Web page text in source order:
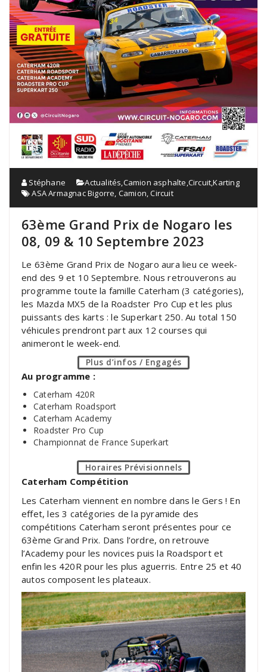
Stéphane Actualités,Camion asphalte,Circuit,Karting
ASA Armagnac Bigorre, Camion,Circuit
63ème Grand Prix de Nogaro les
08, 09 & 10 Septembre 2023
Le 63ème Grand Prix de Nogaro aura lieu ce week-
end des 9 et 10 Septembre. Nous retrouverons au
programme toute la famille Caterham (3 catégories),
les Mazda MX5 de la Roadster Pro Cup et les plus
puissants des karts : le Superkart 250. Au total 150
véhicules prendront part aux 12 courses qui
animeront le week-end.
Plus d’infos / Engagés
Au programme :
Caterham 420R
Caterham Roadsport
Caterham Academy
Roadster Pro Cup
Championnat de France Superkart
Horaires Prévisionnels
Caterham Compétition
Les Caterham viennent en nombre dans le Gers ! En
effet, les 3 catégories de la pyramide des
compétitions Caterham seront présentes pour ce
63ème Grand Prix. Dans l’ordre, on retrouve
l’Academy pour les novices puis la Roadsport et
enfin les 420R pour les plus aguerris. Entre 25 et 40
autos composent les plateaux.